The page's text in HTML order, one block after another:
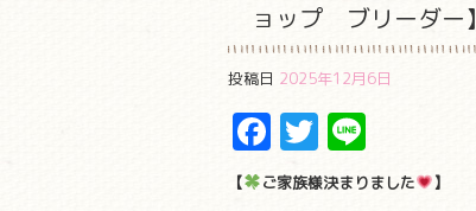
ョップ ブリーダー】
投稿日 2025年12月6日
Facebook
Twitter
【 ご家族様決まりました
】